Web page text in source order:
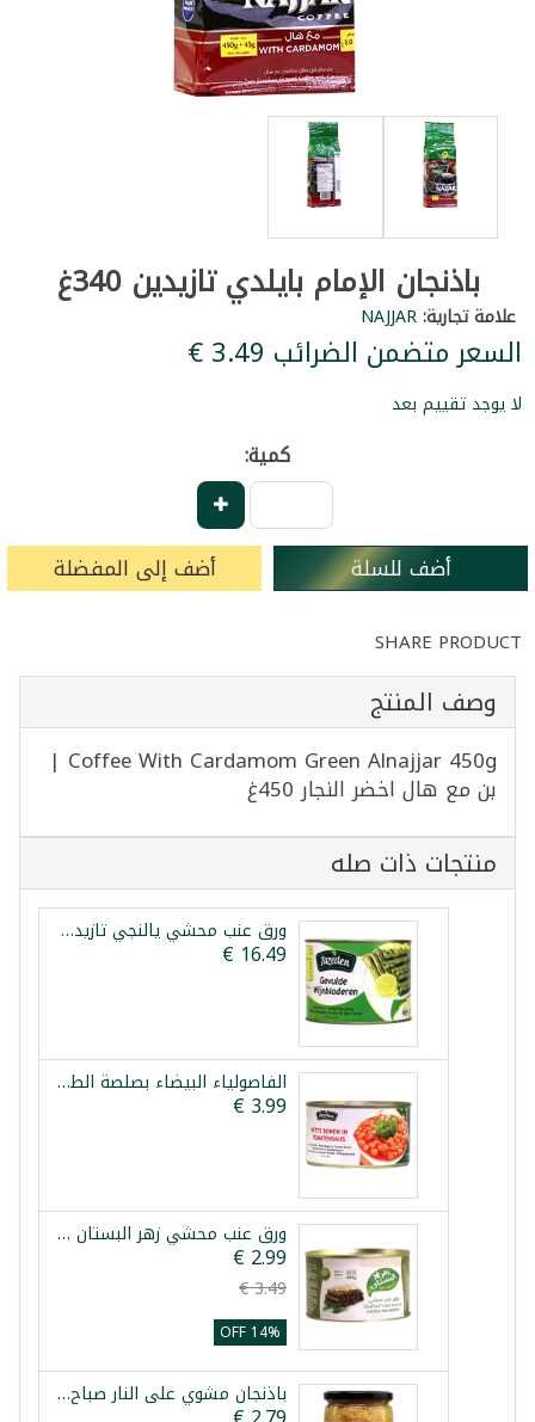
باذنجان الإمام بايلدي تازيدين 340غ
علامة تجارية:NAJJAR
السعر متضمن الضرائب ‏3.49 €
لا يوجد تقييم بعد
كمية:
أضف للسلة أضف إلى المفضلة
SHARE PRODUCT
وصف المنتج
Coffee With Cardamom Green Alnajjar 450g |
بن مع هال اخضر النجار 450غ
منتجات ذات صله
ورق عنب محشي يالنجي تازيدين 2كغ
الفاصولياء البيضاء بصلصة الطماطم تازيدين 400غ
ورق عنب محشي زهر البستان 400غ
14% OFF
باذنجان مشوي على النار صباح شرقي 520غ